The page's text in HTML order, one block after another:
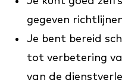
gegeven
Je bent bereid
tot verbetering
van de